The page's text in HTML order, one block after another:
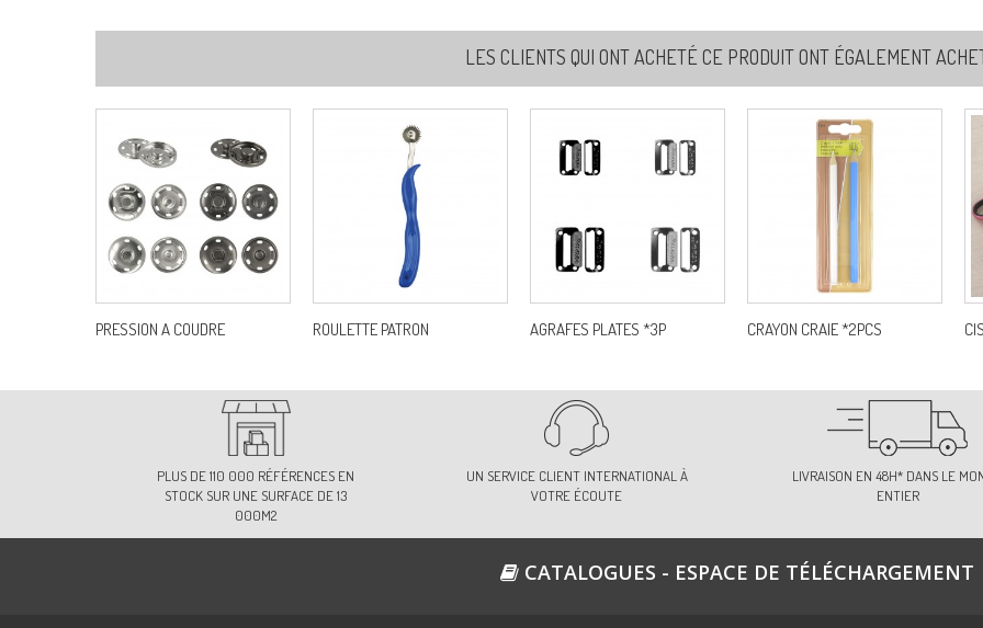
LES CLIENTS QUI ONT ACHETÉ CE PRODUIT ONT ÉGALEMENT
PRESSION A COUDRE ROULETTE PATRON AGRAFES PLATES *3P CRAYON CRAIE *2PCS
PLUS DE 110 000 RÉFÉRENCES EN
STOCK SUR UNE SURFACE DE 13
000M2
UN SERVICE CLIENT INTERNATIONAL À
VOTRE ÉCOUTE
LIVRAISON EN 48H* DANS LE
ENTIER
CATALOGUES - ESPACE DE TÉLÉCHARGEMENT